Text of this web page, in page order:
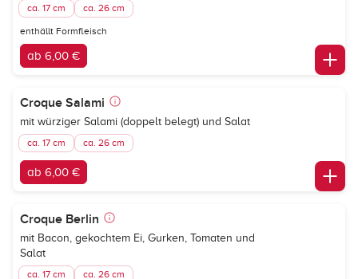
ca. 17 cm ca. 26 cm
enthällt Formfleisch
ab 6,00 €
Croque Salami
mit würziger Salami (doppelt belegt) und Salat
ca. 17 cm ca. 26 cm
ab 6,00 €
Croque Berlin
mit Bacon, gekochtem Ei, Gurken, Tomaten und
Salat
ca. 17 cm ca. 26 cm